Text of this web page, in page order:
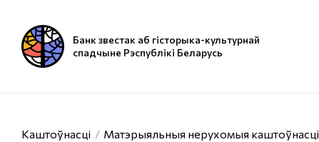
Банк звестак аб гісторыка-культурнай
спадчыне Рэспублікі Беларусь
Каштоўнасці Матэрыяльныя нерухомыя каштоўнасці